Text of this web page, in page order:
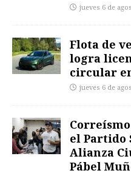
jueves 6 de
Flota de
logra
circular
jueves 6 de
el Partido
Alianza
Pábel